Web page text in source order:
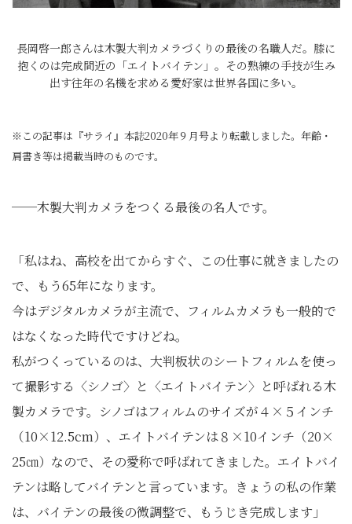
長岡啓一郎さんは木製大判カメラづくりの最後の名職人だ。膝に
抱くのは完成間近の「エイトバイテン」。その熟練の手技が生み
出す往年の名機を求める愛好家は世界各国に多い。
※この記事は『サライ』本誌2020年９月号より転載しました。年齢・
肩書き等は掲載当時のものです。
──木製大判カメラをつくる最後の名人です。
「私はね、高校を出てからすぐ、この仕事に就きましたの
で、もう65年になります。
今はデジタルカメラが主流で、フィルムカメラも一般的で
はなくなった時代ですけどね。
私がつくっているのは、大判板状のシートフィルムを使っ
て撮影する〈シノゴ〉と〈エイトバイテン〉と呼ばれる木
製カメラです。シノゴはフィルムのサイズが４×５インチ
（10×12.5cm）、エイトバイテンは８×10インチ（20×
25㎝）なので、その愛称で呼ばれてきました。エイトバイ
テンは略してバイテンと言っています。きょうの私の作業
は、バイテンの最後の微調整で、もうじき完成します」